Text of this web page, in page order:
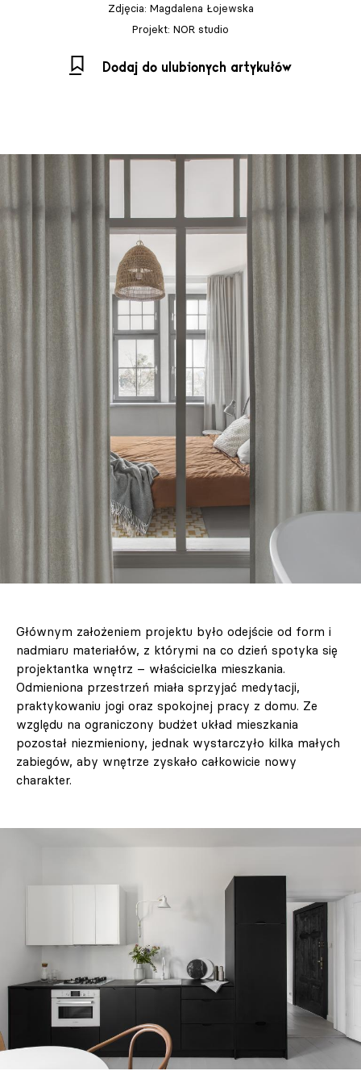
Zdjęcia: Magdalena Łojewska
Projekt: NOR studio
Dodaj do ulubionych artykułów
Głównym założeniem projektu było odejście od form i
nadmiaru materiałów, z którymi na co dzień spotyka się
projektantka wnętrz – właścicielka mieszkania.
Odmieniona przestrzeń miała sprzyjać medytacji,
praktykowaniu jogi oraz spokojnej pracy z domu. Ze
względu na ograniczony budżet układ mieszkania
pozostał niezmieniony, jednak wystarczyło kilka małych
zabiegów, aby wnętrze zyskało całkowicie nowy
charakter.